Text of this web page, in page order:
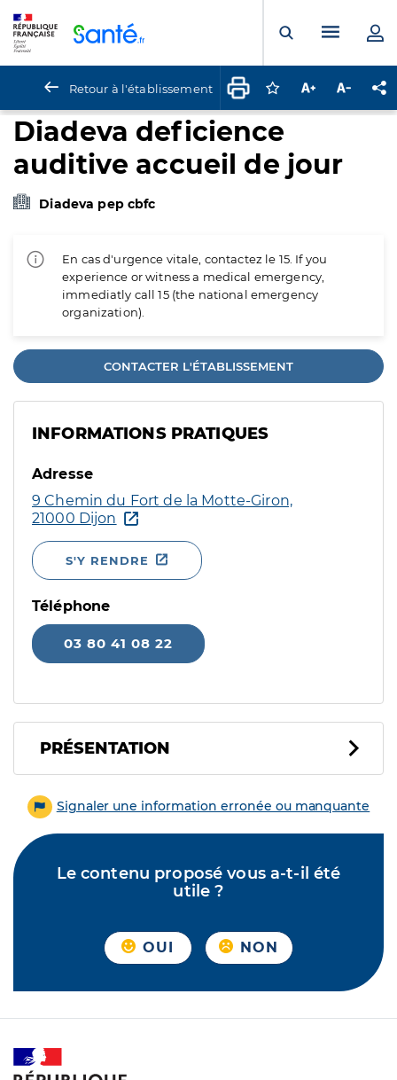
Ouvrir laMenu
Retour à l'établissement Connectez-vous
Augmenter la
Diadeva deficience
auditive accueil de jour
Diadeva pep cbfc
En cas d'urgence vitale, contactez le 15. If you
experience or witness a medical emergency,
immediatly call 15 (the national emergency
organization).
CONTACTER L'ÉTABLISSEMENT
INFORMATIONS PRATIQUES
Adresse
9 Chemin du Fort de la Motte-Giron,
21000 Dijon
S'Y RENDRE
Téléphone
03 80 41 08 22
PRÉSENTATION
Signaler une information erronée ou manquante
Le contenu proposé vous a-t-il été
utile ?
OUI NON